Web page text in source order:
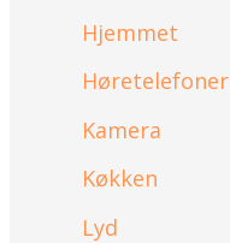
Hjemmet
Høretelefoner
Kamera
Køkken
Lyd